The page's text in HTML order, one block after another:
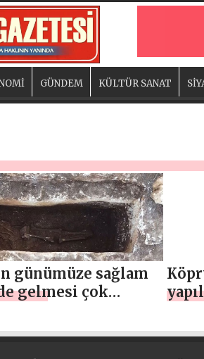
GÜNDEM KÜLTÜR SANAT
günümüze sağlam
gelmesi çok